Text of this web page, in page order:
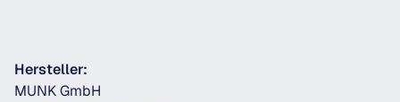
Hersteller:
MUNK GmbH